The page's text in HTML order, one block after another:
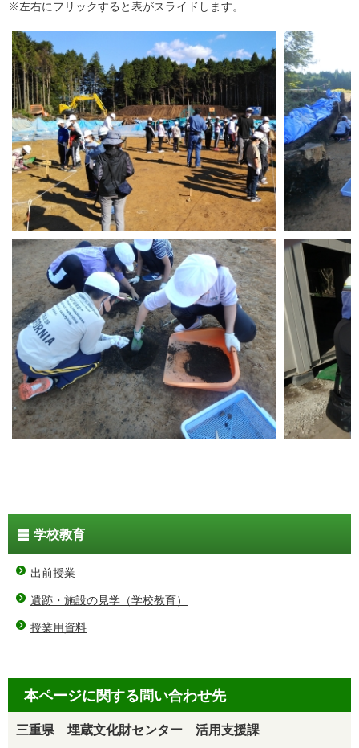
※左右にフリックすると表がスライドします。
学校教育
出前授業
遺跡・施設の見学（学校教育）
授業用資料
本ページに関する問い合わせ先
三重県 埋蔵文化財センター 活用支援課